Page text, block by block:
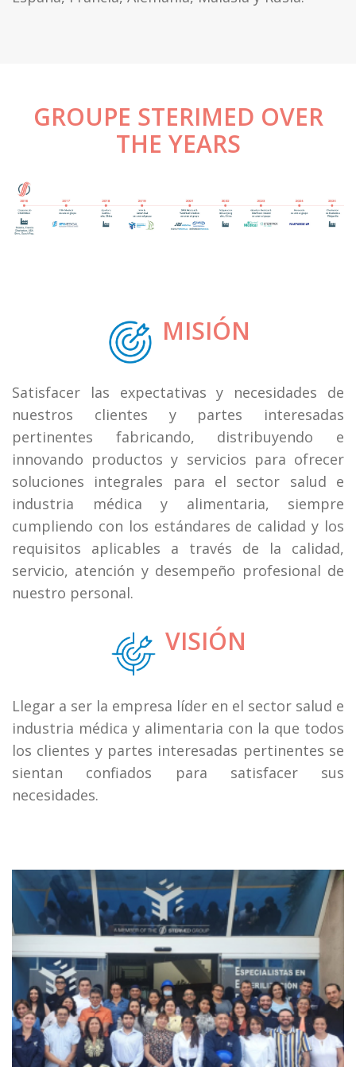
GROUPE STERIMED OVER
THE YEARS
MISIÓN
Satisfacer las expectativas y necesidades de
nuestros clientes y partes interesadas
pertinentes fabricando, distribuyendo e
innovando productos y servicios para ofrecer
soluciones integrales para el sector salud e
industria médica y alimentaria, siempre
cumpliendo con los estándares de calidad y los
requisitos aplicables a través de la calidad,
servicio, atención y desempeño profesional de
nuestro personal.
VISIÓN
Llegar a ser la empresa líder en el sector salud e
industria médica y alimentaria con la que todos
los clientes y partes interesadas pertinentes se
sientan confiados para satisfacer sus
necesidades.